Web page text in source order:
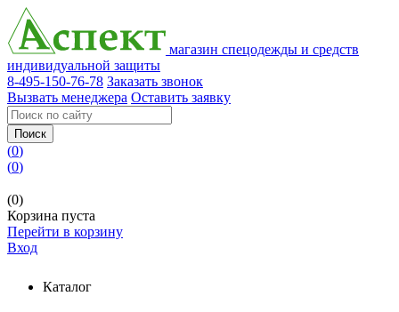
магазин спецодежды и средств
индивидуальной защиты
8-495-150-76-78 Заказать звонок
Вызвать менеджера Оставить заявку
Поиск
(0)
(0)
(0)
Корзина пуста
Перейти в корзину
Вход
Каталог